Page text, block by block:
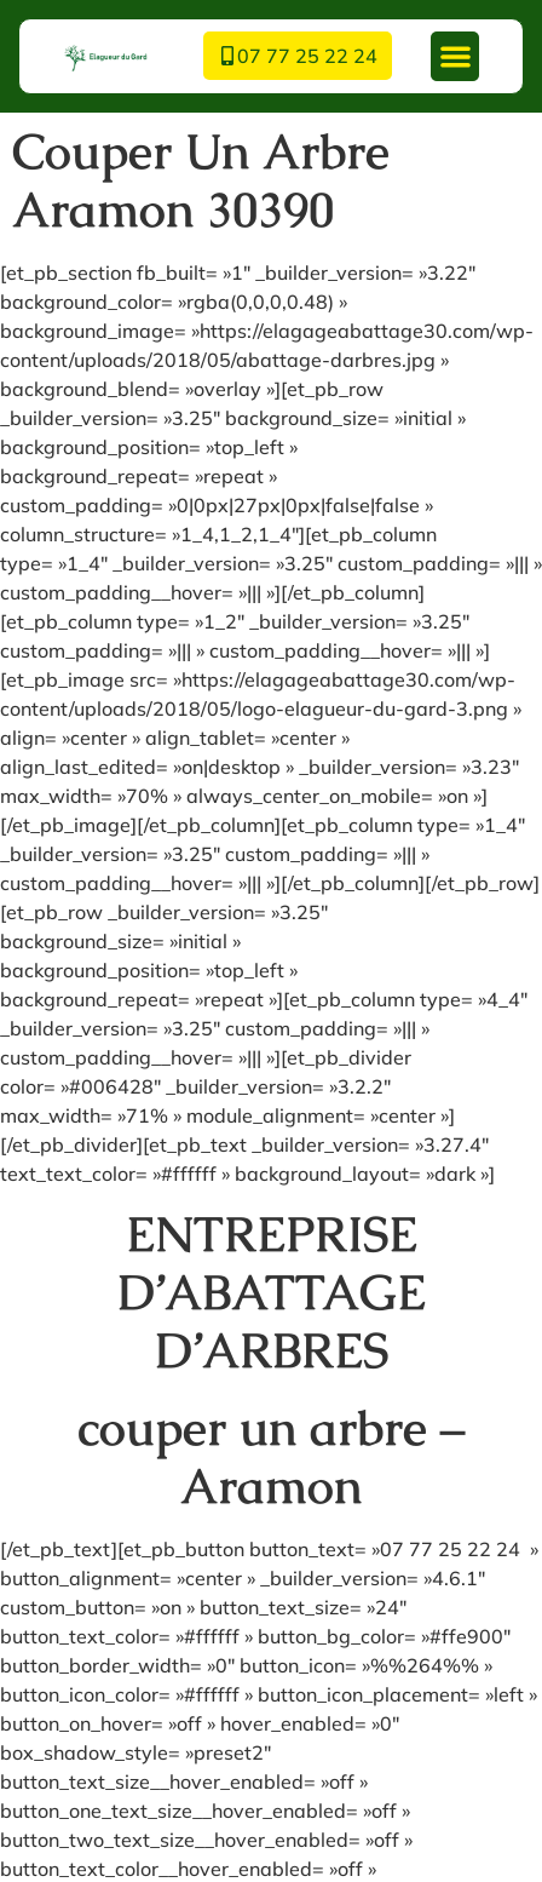
07 77 25 22 24
Couper Un Arbre
Aramon 30390
[et_pb_section fb_built= »1″ _builder_version= »3.22″
background_color= »rgba(0,0,0,0.48) »
background_image= »https://elagageabattage30.com/wp-
content/uploads/2018/05/abattage-darbres.jpg »
background_blend= »overlay »][et_pb_row
_builder_version= »3.25″ background_size= »initial »
background_position= »top_left »
background_repeat= »repeat »
custom_padding= »0|0px|27px|0px|false|false »
column_structure= »1_4,1_2,1_4″][et_pb_column
type= »1_4″ _builder_version= »3.25″ custom_padding= »||| »
custom_padding__hover= »||| »][/et_pb_column]
[et_pb_column type= »1_2″ _builder_version= »3.25″
custom_padding= »||| » custom_padding__hover= »||| »]
[et_pb_image src= »https://elagageabattage30.com/wp-
content/uploads/2018/05/logo-elagueur-du-gard-3.png »
align= »center » align_tablet= »center »
align_last_edited= »on|desktop » _builder_version= »3.23″
max_width= »70% » always_center_on_mobile= »on »]
[/et_pb_image][/et_pb_column][et_pb_column type= »1_4″
_builder_version= »3.25″ custom_padding= »||| »
custom_padding__hover= »||| »][/et_pb_column][/et_pb_row]
[et_pb_row _builder_version= »3.25″
background_size= »initial »
background_position= »top_left »
background_repeat= »repeat »][et_pb_column type= »4_4″
_builder_version= »3.25″ custom_padding= »||| »
custom_padding__hover= »||| »][et_pb_divider
color= »#006428″ _builder_version= »3.2.2″
max_width= »71% » module_alignment= »center »]
[/et_pb_divider][et_pb_text _builder_version= »3.27.4″
text_text_color= »#ffffff » background_layout= »dark »]
ENTREPRISE
D’ABATTAGE
D’ARBRES
couper un arbre –
Aramon
[/et_pb_text][et_pb_button button_text= »07 77 25 22 24 »
button_alignment= »center » _builder_version= »4.6.1″
custom_button= »on » button_text_size= »24″
button_text_color= »#ffffff » button_bg_color= »#ffe900″
button_border_width= »0″ button_icon= »%%264%% »
button_icon_color= »#ffffff » button_icon_placement= »left »
button_on_hover= »off » hover_enabled= »0″
box_shadow_style= »preset2″
button_text_size__hover_enabled= »off »
button_one_text_size__hover_enabled= »off »
button_two_text_size__hover_enabled= »off »
button_text_color__hover_enabled= »off »